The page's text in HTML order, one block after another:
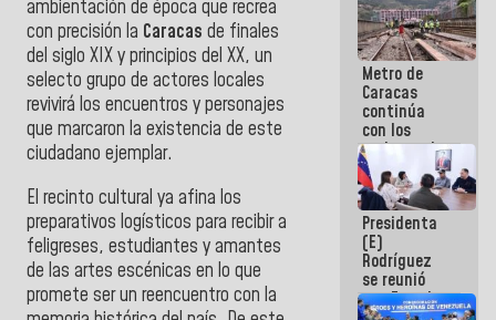
ambientación de época que recrea
con precisión la Caracas de finales
del siglo XIX y principios del XX, un
selecto grupo de actores locales
revivirá los encuentros y personajes
que marcaron la existencia de este
ciudadano ejemplar.
El recinto cultural ya afina los
preparativos logísticos para recibir a
feligreses, estudiantes y amantes
de las artes escénicas en lo que
promete ser un reencuentro con la
Pueblo
Metro de
Caracas
continúa
con los
trabajos de
mantenimiento
e inspección
en la Línea 2
Presidenta
(E)
Rodríguez
se reunió
con Estado